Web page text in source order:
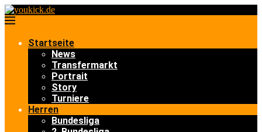
Startseite
News
Transfermarkt
Portrait
Story
Turniere
Herren
Bundesliga